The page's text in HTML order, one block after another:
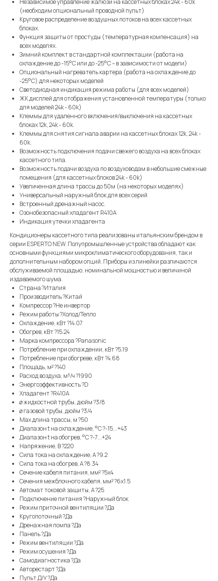
Независимое управление жалюзи на кассетных блоках 24k - 60k
(необходим опциональный проводной пульт)
Круговое распределение воздушных потоков на всех кассетных
блоках.
Функция защиты от простуды (температурная компенсация) на
всех моделях.
Зимний комплект в стандартной комплектации (работа на
охлаждение до -15°С или до -25°С – в зависимости от модели)
Опциональный нагреватель картера (работа на охлаждение до
-25°С) для некоторых моделей
Светодиодная индикация режима работы (для всех моделей)
ЖК дисплей для отображения установленной температуры (только
для моделей 24k - 60k)
Клеммы для удаленного включения/выключения на кассетных
блоках 12k, 24k - 60k.
Клеммы для снятия сигнала аварии на кассетных блоках 12k, 24k -
60k.
Возможность подключения подачи свежего воздуха на всех блоках
кассетного типа.
Возможность подачи воздуха по воздуховодам в небольшие смежные
помещения (для кассетных блоков 24k - 60k)
Увеличенная длина трассы до 50м (на некоторых моделях)
Универсальный наружный блок для всех серий
Встроенный дренажный насос.
Озонобезопасный хладагент R410A
Индикация утечки хладагента
Кондиционеры кассетного типа реализованы итальянским брендом в
серии ESPERTO NEW. Полупромышленные устройства обладают как
основными функциями микроклиматического оборудования, так и
дополнительным набором опций. Приборы из линейки различаются
обслуживаемой площадью, номинальной мощностью и величиной
издаваемого шума.
Страна ?Италия
Производитель ?Китай
Компрессор ?Не инвертор
Режим работы ?Холод/Тепло
Охлаждение, кВт ?14.07
Обогрев, кВт ?15.24
Марка компрессора ?Panasonic
Потребление при охлаждении, кВт ?5.19
Потребление при обогреве, кВт ?4.68
Площадь, м² ?140
Расход воздуха, м³/ч ?1990
Энергоэффективность ?D
Хладагент ?R410A
ø жидкостной трубы, дюйм ?3/8
ø газовой трубы, дюйм ?3/4
Max длина трассы, м ?50
Диапазон t на охлаждение, °С ?-15...+43
Диапазон t на обогрев, °С ?-7...+24
Напряжение, В ?220
Сила тока на охлаждение, А ?9.2
Сила тока на обогрев, А ?8.34
Сечение кабеля питания, мм² ?5x4
Сечения межблочного кабеля, мм² ?6x1.5
Автомат токовой защиты, A ?25
Подключение питания ?Наружный блок
Режим приточной вентиляции ?Да
Кругопоточный ?Да
Дренажная помпа ?Да
Панель ?Да
Режим вентиляции ?Да
Режим осушения ?Да
Самодиагностика ?Да
Авторестарт ?Да
Пульт Д/У ?Да